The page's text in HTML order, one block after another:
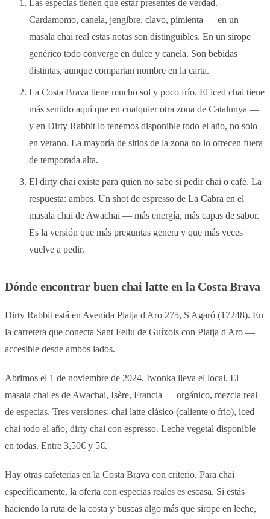
Las especias tienen que estar presentes de verdad.
Cardamomo, canela, jengibre, clavo, pimienta — en un
masala chai real estas notas son distinguibles. En un sirope
genérico todo converge en dulce y canela. Son bebidas
distintas, aunque compartan nombre en la carta.
La Costa Brava tiene mucho sol y poco frío. El iced chai tiene
más sentido aquí que en cualquier otra zona de Catalunya —
y en Dirty Rabbit lo tenemos disponible todo el año, no solo
en verano. La mayoría de sitios de la zona no lo ofrecen fuera
de temporada alta.
El dirty chai existe para quien no sabe si pedir chai o café. La
respuesta: ambos. Un shot de espresso de La Cabra en el
masala chai de Awachai — más energía, más capas de sabor.
Es la versión que más preguntas genera y que más veces
vuelve a pedir.
Dónde encontrar buen chai latte en la Costa Brava
Dirty Rabbit está en Avenida Platja d'Aro 275, S'Agaró (17248). En
la carretera que conecta Sant Feliu de Guíxols con Platja d'Aro —
accesible desde ambos lados.
Abrimos el 1 de noviembre de 2024. Iwonka lleva el local. El
masala chai es de Awachai, Isère, Francia — orgánico, mezcla real
de especias. Tres versiones: chai latte clásico (caliente o frío), iced
chai todo el año, dirty chai con espresso. Leche vegetal disponible
en todas. Entre 3,50€ y 5€.
Hay otras cafeterías en la Costa Brava con criterio. Para chai
específicamente, la oferta con especias reales es escasa. Si estás
haciendo la ruta de la costa y buscas algo más que sirope en leche,